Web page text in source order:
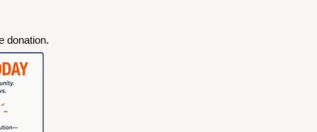
donation.